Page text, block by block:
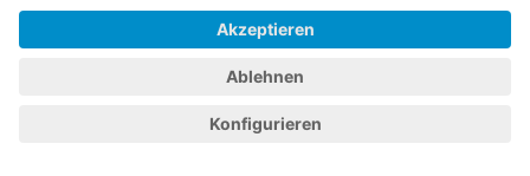
den beiden gleich gewichteten Bewertungen ergibt.
3
Note der mündlichen Prüfung wird dem Prüfungsteilnehmer
seine oder ihre mündliche Prüfung bekannt gegeben.
(6) Die Durchschnittsnote aus den mündlichen Prüfungen ist